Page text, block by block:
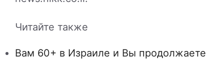
Читайте также
Вам 60+ в Израиле и Вы продолжаете